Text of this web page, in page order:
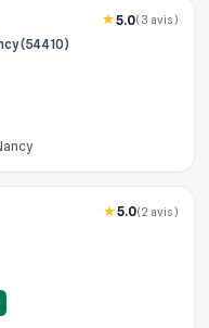
(54410)
5.0(3 avis)
5.0(2 avis)